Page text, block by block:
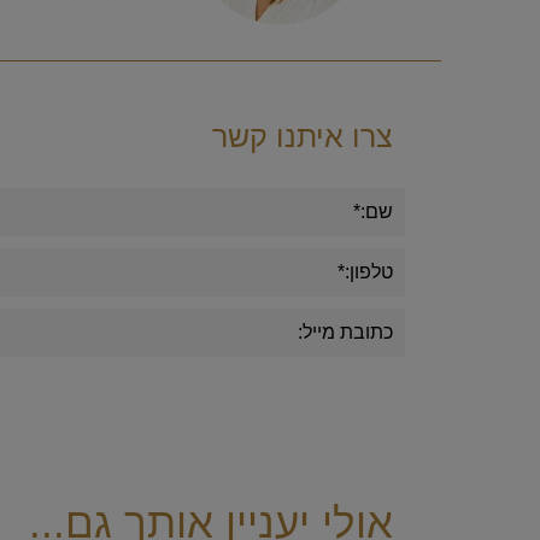
צרו איתנו קשר
אולי יעניין אותך גם...